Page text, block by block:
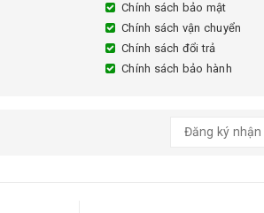
Chính sách bảo mật
Chính sách vận chuyển
Chính sách đổi trả
Chính sách bảo hành